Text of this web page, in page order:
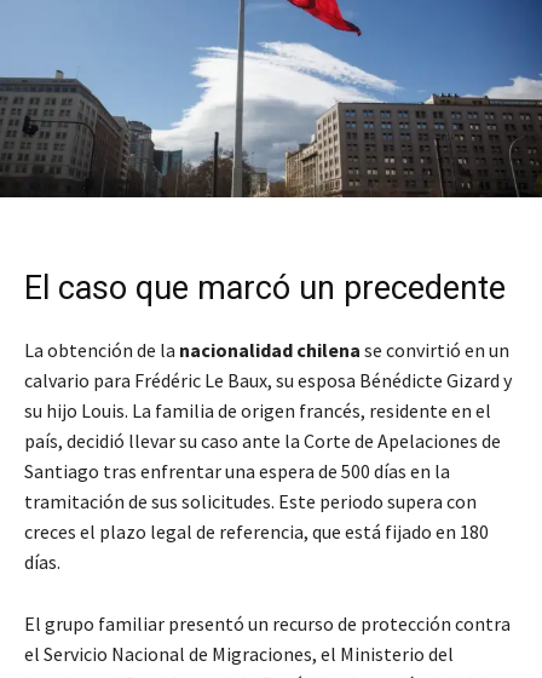
El caso que marcó un precedente
La obtención de la nacionalidad chilena se convirtió en un
calvario para Frédéric Le Baux, su esposa Bénédicte Gizard y
su hijo Louis. La familia de origen francés, residente en el
país, decidió llevar su caso ante la Corte de Apelaciones de
Santiago tras enfrentar una espera de 500 días en la
tramitación de sus solicitudes. Este periodo supera con
creces el plazo legal de referencia, que está fijado en 180
días.
El grupo familiar presentó un recurso de protección contra
el Servicio Nacional de Migraciones, el Ministerio del